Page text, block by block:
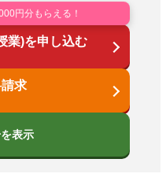
円分もらえる！
業)を申し込む
求
表示